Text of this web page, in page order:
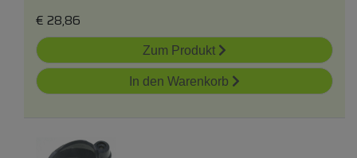
€ 28,86
Zum Produkt
In den Warenkorb